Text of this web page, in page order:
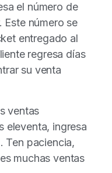
el número de
número se
entregado al
regresa días
su venta
ventas
eleventa, ingresa
Ten paciencia,
muchas ventas